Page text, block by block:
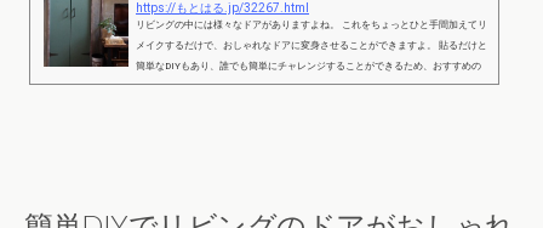
https://もとはる.jp/32267.html
リビングの中には様々なドアがありますよね。 これをちょっとひと手間加えてリ
メイクするだけで、おしゃれなドアに変身させることができますよ。 貼るだけと
簡単なDIYもあり、誰でも簡単にチャレンジすることができるため、おすすめの
アイディアをご紹介します。 リビングのドアは簡単DIYでおしゃれにリメイクで